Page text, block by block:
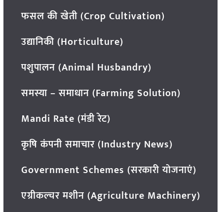
फसल की खेती (Crop Cultivation)
उद्यानिकी (Horticulture)
पशुपालन (Animal Husbandry)
समस्या – समाधान (Farming Solution)
Mandi Rate (मंडी रेट)
कृषि कंपनी समाचार (Industry News)
Government Schemes (सरकारी योजनाएं)
एग्रीकल्चर मशीन (Agriculture Machinery)